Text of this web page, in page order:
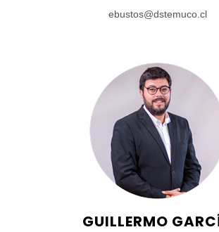
ebustos@dstemuco.cl
GUILLERMO